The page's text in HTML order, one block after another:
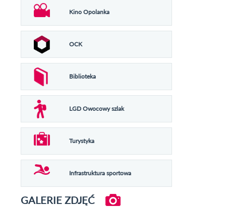
Kino Opolanka
OCK
Biblioteka
LGD Owocowy szlak
Turystyka
Infrastruktura sportowa
GALERIE ZDJĘĆ